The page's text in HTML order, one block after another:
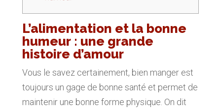
L’alimentation et la bonne
humeur : une grande
histoire d’amour
Vous le savez certainement, bien manger est
toujours un gage de bonne santé et permet de
maintenir une bonne forme physique. On dit